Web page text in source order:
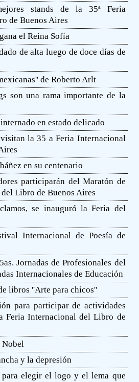
stands de la 35ª Feria
de Buenos Aires
el Reina Sofía
de alta luego de doce días de
de Roberto Arlt
son una rama importante de la
en estado delicado
la 35 a Feria Internacional
en su centenario
participarán del Maratón de
Libro de Buenos Aires
se inauguró la Feria del
Internacional de Poesía de
Jornadas de Profesionales del
Internacionales de Educación
libros ''Arte para chicos''
para participar de actividades
Feria Internacional del Libro de
Nobel
y la depresión
elegir el logo y el lema que